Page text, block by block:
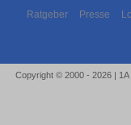
Ratgeber Presse
Copyright © 2000 - 2026 |